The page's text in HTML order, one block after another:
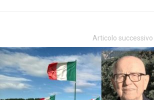
Articolo successivo